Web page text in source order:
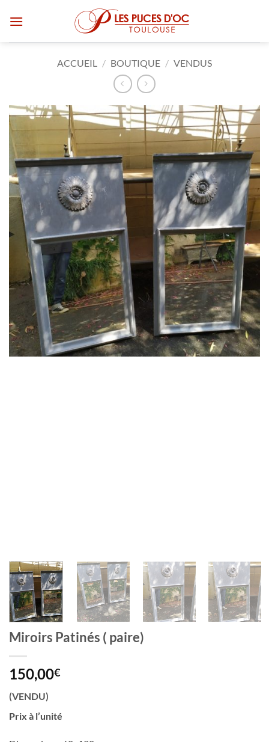
ACCUEIL / BOUTIQUE / VENDUS
Miroirs Patinés ( paire)
150,00€
(VENDU)
Prix à l’unité